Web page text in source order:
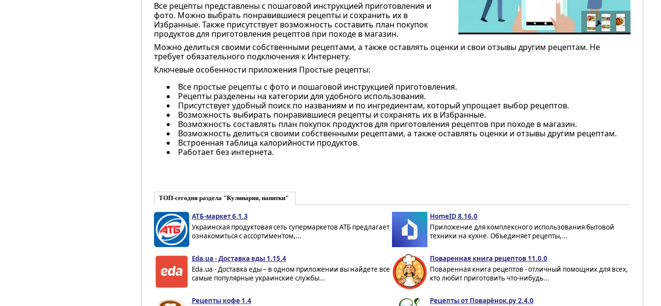
Все рецепты представлены с пошаговой инструкцией приготовления и
фото. Можно выбрать понравившиеся рецепты и сохранить их в
Избранные. Также присутствует возможность составить план покупок
продуктов для приготовления рецептов при походе в магазин.
Можно делиться своими собственными рецептами, а также оставлять оценки и свои отзывы другим рецептам. Не
требует обязательного подключения к Интернету.
Ключевые особенности приложения Простые рецепты:
Все простые рецепты с фото и пошаговой инструкцией приготовления.
Рецепты разделены на категории для удобного использования.
Присутствует удобный поиск по названиям и по ингредиентам, который упрощает выбор рецептов.
Возможность выбирать понравившиеся рецепты и сохранять их в Избранные.
Возможность составлять план покупок продуктов для приготовления рецептов при походе в магазин.
Возможность делиться своими собственными рецептами, а также оставлять оценки и отзывы другим рецептам.
Встроенная таблица калорийности продуктов.
Работает без интернета.
ТОП-сегодня раздела "Кулинария, напитки"
АТБ-маркет 6.1.3
Украинская продуктовая сеть супермаркетов АТБ предлагает
ознакомиться с ассортиментом,...
HomeID 8.16.0
Приложение для комплексного использования бытовой
техники на кухне. Объединяет рецепты,...
Eda.ua - Доставка еды 1.15.4
Eda.ua - Доставка еды – в одном приложении вы найдете все
самые популярные украинские службы...
Поваренная книга рецептов 11.0.0
Поваренная книга рецептов - отличный помощник для всех,
кто любит приготовить что-нибудь...
Рецепты кофе 1.4 Рецепты от Поварёнок.ру 2.4.0